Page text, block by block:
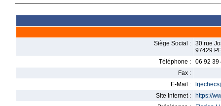
Siège Social :
30 rue
97429
Téléphone :
06 92 39
Fax :
E-Mail :
Site Internet :
https://